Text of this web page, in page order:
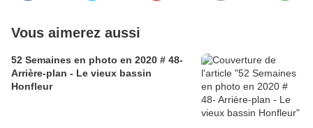
Vous aimerez aussi
52 Semaines en photo en 2020 # 48-
Arrière-plan - Le vieux bassin
Honfleur